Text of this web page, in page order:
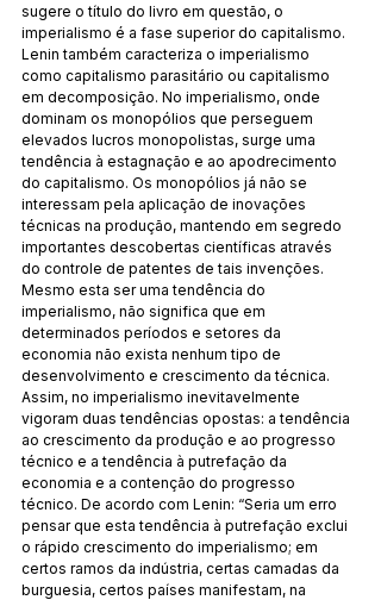
sugere o título do livro em questão, o
imperialismo é a fase superior do capitalismo.
Lenin também caracteriza o imperialismo
como capitalismo parasitário ou capitalismo
em decomposição. No imperialismo, onde
dominam os monopólios que perseguem
elevados lucros monopolistas, surge uma
tendência à estagnação e ao apodrecimento
do capitalismo. Os monopólios já não se
interessam pela aplicação de inovações
técnicas na produção, mantendo em segredo
importantes descobertas científicas através
do controle de patentes de tais invenções.
Mesmo esta ser uma tendência do
imperialismo, não significa que em
determinados períodos e setores da
economia não exista nenhum tipo de
desenvolvimento e crescimento da técnica.
Assim, no imperialismo inevitavelmente
vigoram duas tendências opostas: a tendência
ao crescimento da produção e ao progresso
técnico e a tendência à putrefação da
economia e a contenção do progresso
técnico. De acordo com Lenin: “Seria um erro
pensar que esta tendência à putrefação exclui
o rápido crescimento do imperialismo; em
certos ramos da indústria, certas camadas da
burguesia, certos países manifestam, na